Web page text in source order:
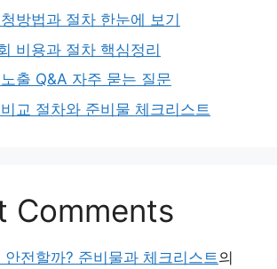
방법과 절차 한눈에 보기
비용과 절차 핵심정리
출 Q&A 자주 묻는 질문
교 절차와 준비물 체크리스트
Comments
전할까? 준비물과 체크리스트 의